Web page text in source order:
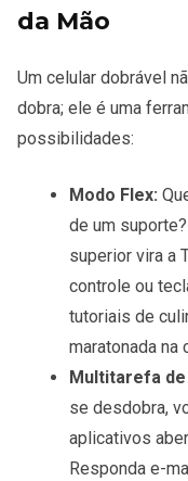
da Mão
Um celular dobrável
dobra; ele é uma
possibilidades:
Modo Flex:
de um
superior vira a
controle ou
tutoriais de
maratonada na
Multitarefa
se desdobra,
aplicativos
Responda e-